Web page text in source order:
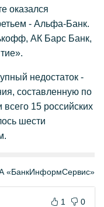
оказался
- Альфа-Банк.
АК Барс Банк,
недостаток -
составленную по
15 российских
шести
«БанкИнформСервис»
1 0